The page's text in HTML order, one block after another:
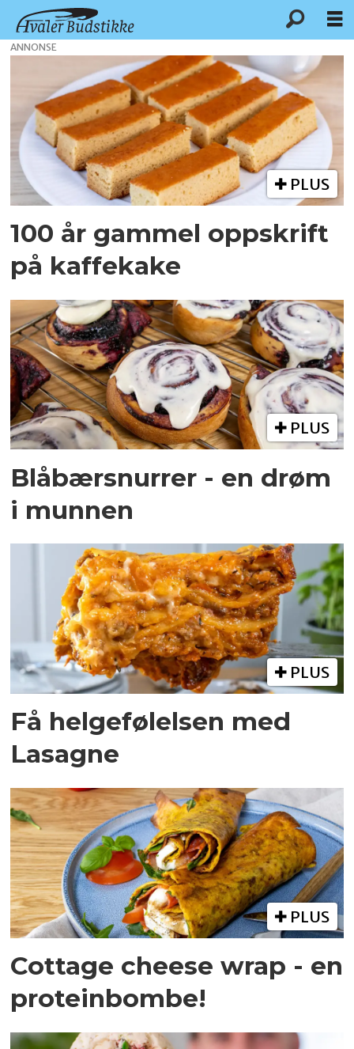
Tag:
august
borgås
ANNONSE
PLUS
100 år gammel oppskrift
på kaffekake
PLUS
Blåbærsnurrer - en drøm
i munnen
PLUS
Få helgefølelsen med
Lasagne
PLUS
Cottage cheese wrap - en
proteinbombe!